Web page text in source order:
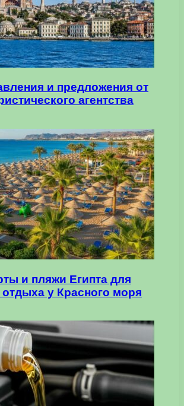
и предложения от
агентства
и пляжи Египта для
у Красного моря